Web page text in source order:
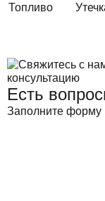
Топливо
Есть
Заполните форму